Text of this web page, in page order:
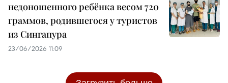
недоношенного ребёнка весом 720
граммов, родившегося у туристов
из Сингапура
23/06/2026 11:09